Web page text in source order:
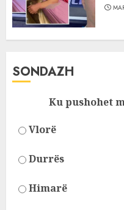
SONDAZH
Ku pushohet
Vlorë
Durrës
Himarë